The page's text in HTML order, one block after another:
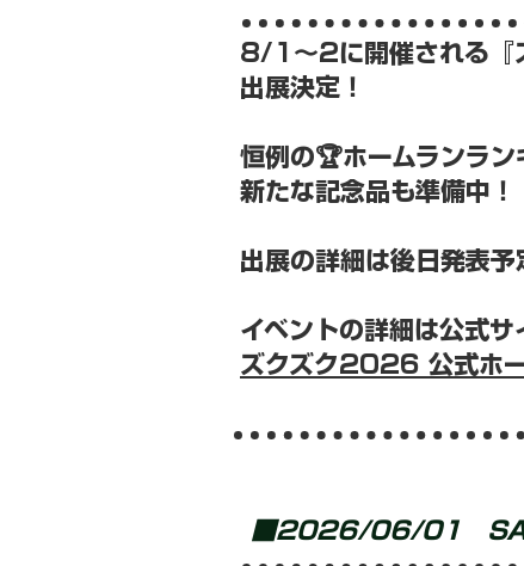
8/1～2に開催される
出展決定！
恒例の🏆ホームランラン
新たな記念品も準備中！
出展の詳細は後日発表予
イベントの詳細は公式サ
ズクズク2026 公式ホ
■2026/06/01